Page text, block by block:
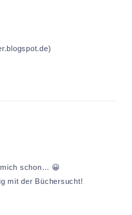
schon… 😀
mit der Büchersucht!